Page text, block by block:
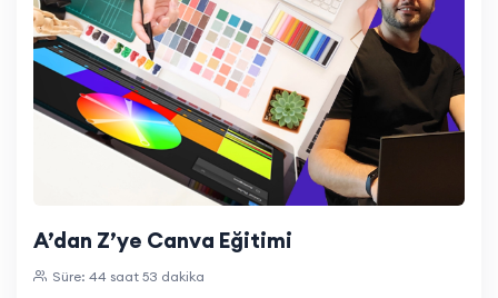
A’dan Z’ye Canva Eğitimi
Süre: 44 saat 53 dakika